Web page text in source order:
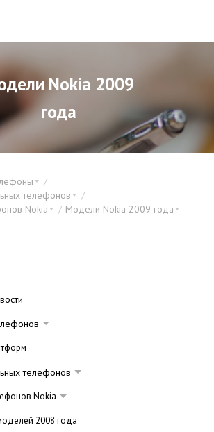
Nokia 2009
года
телефонов
Nokia
Модели Nokia 2009 года
телефонов
Nokia
2008 года